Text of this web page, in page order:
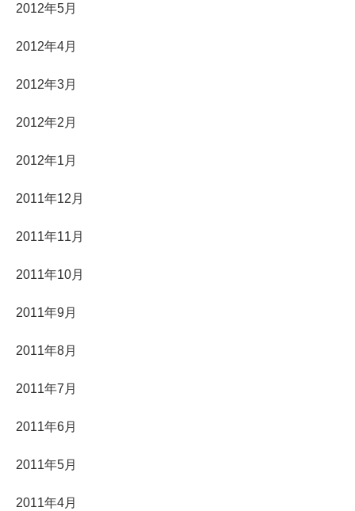
2012年5月
2012年4月
2012年3月
2012年2月
2012年1月
2011年12月
2011年11月
2011年10月
2011年9月
2011年8月
2011年7月
2011年6月
2011年5月
2011年4月